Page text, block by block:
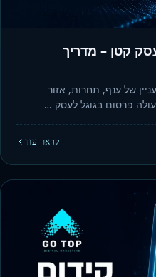
קטן – מדריך
של ענף, תחרות, אזור
פרסום בגוגל לעסק …
קראו עוד